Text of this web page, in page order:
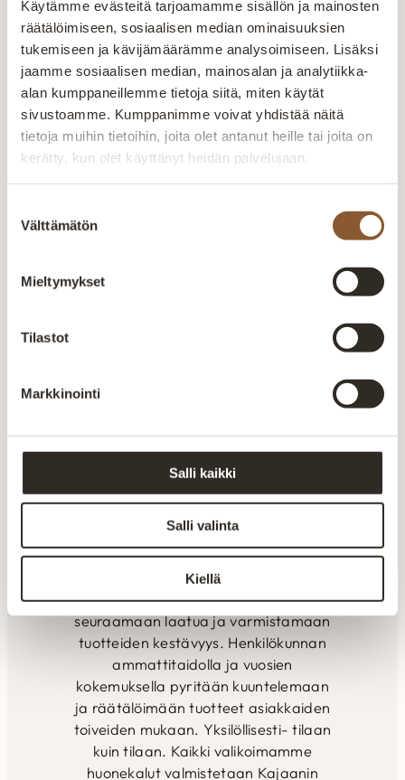
Käytämme evästeitä tarjoamamme sisällön ja mainosten
räätälöimiseen, sosiaalisen median ominaisuuksien
tukemiseen ja kävijämäärämme analysoimiseen. Lisäksi
jaamme sosiaalisen median, mainosalan ja analytiikka-
alan kumppaneillemme tietoja siitä, miten käytät
sivustoamme. Kumppanimme voivat yhdistää näitä
tietoja muihin tietoihin, joita olet antanut heille tai joita on
kerätty, kun olet käyttänyt heidän palvelujaan.
valinta
Välttämätön
Mieltymykset
Tilastot
Markkinointi
Salli kaikki
Salli valinta
Kiellä
Voisit olla kiinnostunut myös näistä
Samba 3-istuttava
sohva Hold Me
Samba 3-istuttava
Suomessa valmistettu
samettisen
tuo ylellistä ilmettä ja…
Alkaen2 790,00
Pilvi sohva modulit
Storm
Pilvi sohvamoduulit
Cleo 3-
Cleo 3-
3-
620,00
kotimainen
Aitokaluste tekee huonekalut sohvista
kunnon materiaaleista ja vankalla
kokemuksella. Valmistus tapahtuu
alusta loppuun Suomen Kainuussa.
Omalla tuotannolla pystytään
seuraamaan laatua ja varmistamaan
tuotteiden kestävyys. Henkilökunnan
ammattitaidolla ja vuosien
kokemuksella pyritään kuuntelemaan
ja räätälöimään tuotteet asiakkaiden
toiveiden mukaan. Yksilöllisesti- tilaan
kuin tilaan. Kaikki valikoimamme
huonekalut valmistetaan Kajaanin